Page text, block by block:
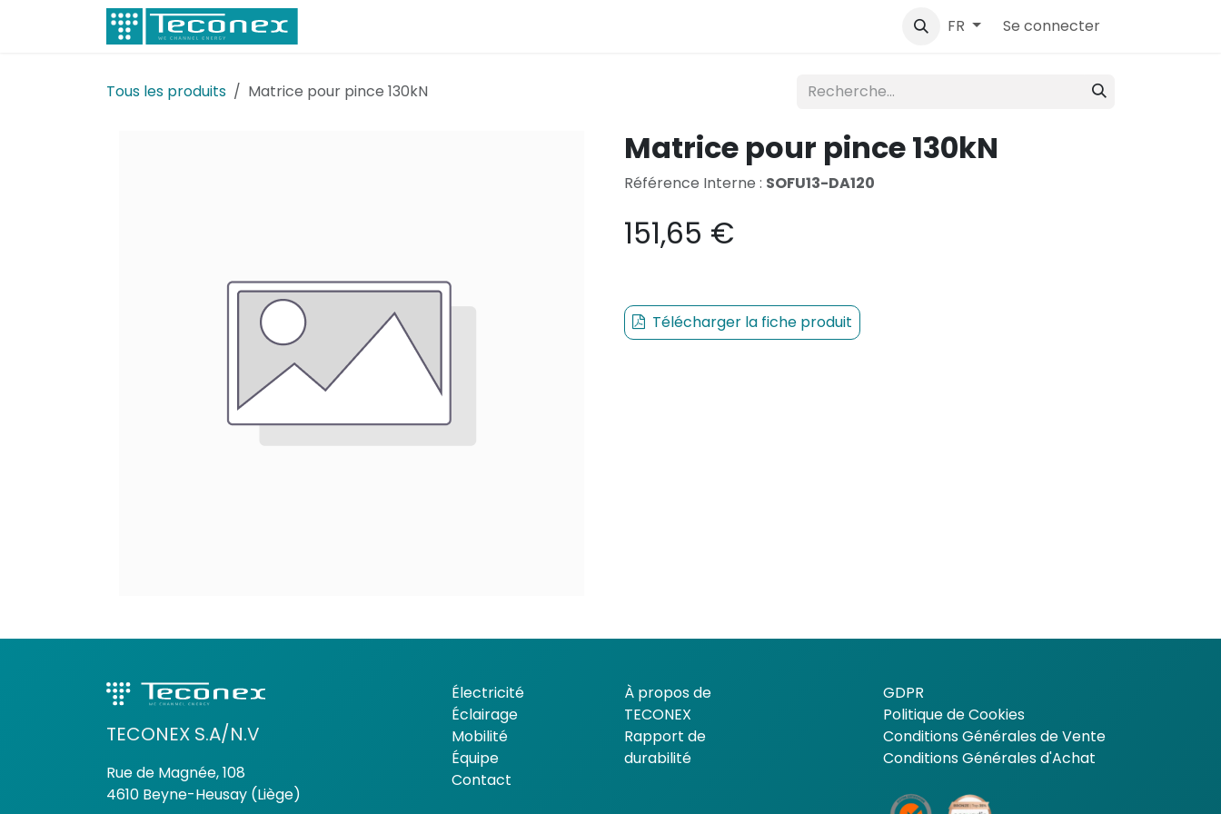
Se rendre au contenu
FR Se connecter
Tous les produits Matrice pour pince 130kN
Matrice pour pince 130kN
Référence Interne : SOFU13-DA120
151,65 €
Télécharger la fiche produit
TECONEX S.A/N.V
Rue de Magnée, 108
4610 Beyne-Heusay (Liège)
Électricité
Éclairage
Mobilité
Équipe
Contact
À propos de
TECONEX
Rapport de
durabilité
GDPR
Politique de Cookies
Conditions Générales de Vente
Conditions Générales d'Achat